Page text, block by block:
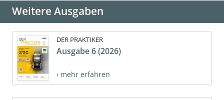
Weitere Ausgaben
DER PRAKTIKER
Ausgabe 6 (2026)
› mehr erfahren